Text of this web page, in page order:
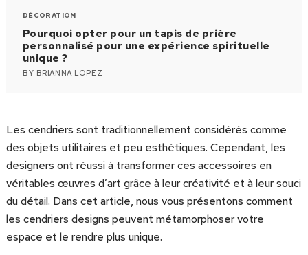
DÉCORATION
Pourquoi opter pour un tapis de prière
personnalisé pour une expérience spirituelle
unique ?
BY BRIANNA LOPEZ
Les cendriers sont traditionnellement considérés comme
des objets utilitaires et peu esthétiques. Cependant, les
designers ont réussi à transformer ces accessoires en
véritables œuvres d’art grâce à leur créativité et à leur souci
du détail. Dans cet article, nous vous présentons comment
les cendriers designs peuvent métamorphoser votre
espace et le rendre plus unique.